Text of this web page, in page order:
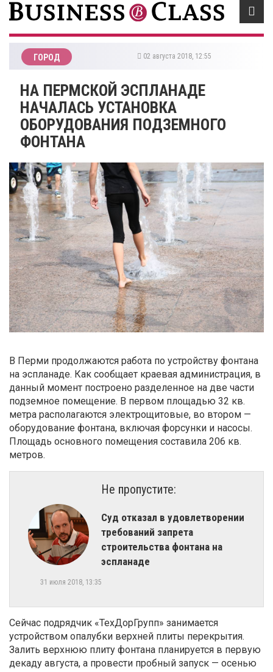
ГОРОД 02 августа 2018, 12:55
НА ПЕРМСКОЙ ЭСПЛАНАДЕ
НАЧАЛАСЬ УСТАНОВКА
ОБОРУДОВАНИЯ ПОДЗЕМНОГО
ФОНТАНА
В Перми продолжаются работа по устройству фонтана
на эспланаде. Как сообщает краевая администрация, в
данный момент построено разделенное на две части
подземное помещение. В первом площадью 32 кв.
метра располагаются электрощитовые, во втором —
оборудование фонтана, включая форсунки и насосы.
Площадь основного помещения составила 206 кв.
метров.
Не пропустите:
Суд отказал в удовлетворении
требований запрета
строительства фонтана на
эспланаде
31 июля 2018, 13:35
Сейчас подрядчик «ТехДорГрупп» занимается
устройством опалубки верхней плиты перекрытия.
Залить верхнюю плиту фонтана планируется в первую
декаду августа, а провести пробный запуск — осенью